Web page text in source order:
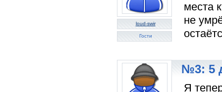
loud-swir
Гости
места
не
№3: 5
Я